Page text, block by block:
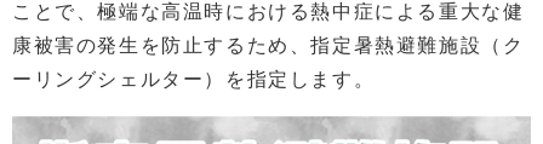
ことで、極端な高温時における熱中症による重大な健
康被害の発生を防止するため、指定暑熱避難施設（ク
ーリングシェルター）を指定します。